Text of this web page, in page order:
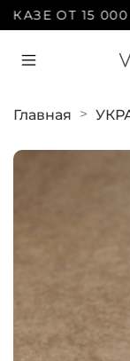
ОТ 15 000
Главная